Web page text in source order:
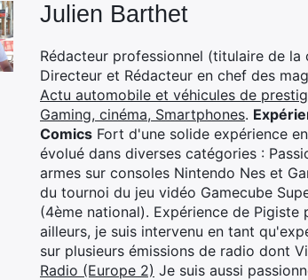
Julien Barthet
Rédacteur professionnel (titulaire de
Directeur et Rédacteur en chef des
Actu automobile et véhicules de
Gaming, cinéma, Smartphones.
Comics Fort d'une solide expérience
évolué dans diverses catégories :
armes sur consoles Nintendo Nes et
du tournoi du jeu vidéo Gamecube
(4ème national). Expérience de Pigiste
ailleurs, je suis intervenu en tant
sur plusieurs émissions de radio dont
Radio (Europe 2) Je suis aussi